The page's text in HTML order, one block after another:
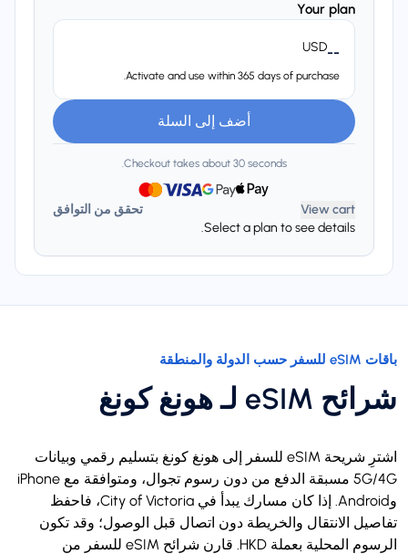
Your plan
--
USD
Activate and use within 365 days of purchase.
أضف إلى السلة
Checkout takes about 30 seconds.
View cart
تحقق من التوافق
Select a plan to see details.
باقات eSIM للسفر حسب الدولة والمنطقة
شرائح eSIM لـ هونغ كونغ
اشترِ شريحة eSIM للسفر إلى هونغ كونغ بتسليم رقمي وبيانات
5G/4G مسبقة الدفع من دون رسوم تجوال، ومتوافقة مع iPhone
وAndroid. إذا كان مسارك يبدأ في City of Victoria، فاحفظ
تفاصيل الانتقال والخريطة دون اتصال قبل الوصول؛ وقد تكون
الرسوم المحلية بعملة HKD. قارن شرائح eSIM للسفر من